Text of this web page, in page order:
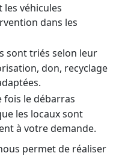
véhicules
dans les
sont triés selon leur
don, recyclage
fois le débarras
les locaux sont
à votre demande.
permet de réaliser